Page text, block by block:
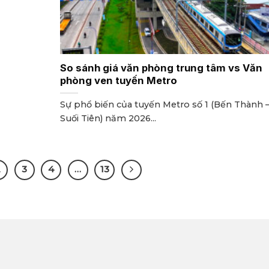
So sánh giá văn phòng trung tâm vs Văn
phòng ven tuyến Metro
Sự phổ biến của tuyến Metro số 1 (Bến Thành –
Suối Tiên) năm 2026...
3 4 … 13